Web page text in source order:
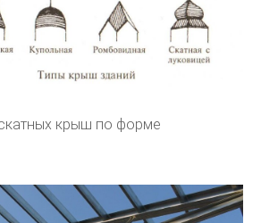
крыш по форме